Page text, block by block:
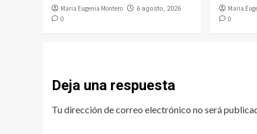
Maria Eugenia Montero 6 agosto, 2026
0
Maria
0
Deja una respuesta
Tu dirección de correo electrónico no será